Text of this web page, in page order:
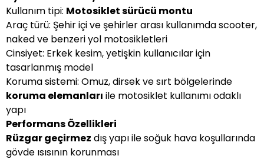
Kullanım tipi: Motosiklet sürücü montu
Araç türü: Şehir içi ve şehirler arası kullanımda scooter,
naked ve benzeri yol motosikletleri
Cinsiyet: Erkek kesim, yetişkin kullanıcılar için
tasarlanmış model
Koruma sistemi: Omuz, dirsek ve sırt bölgelerinde
koruma elemanları ile motosiklet kullanımı odaklı
yapı
Performans Özellikleri
Rüzgar geçirmez dış yapı ile soğuk hava koşullarında
gövde ısısının korunması